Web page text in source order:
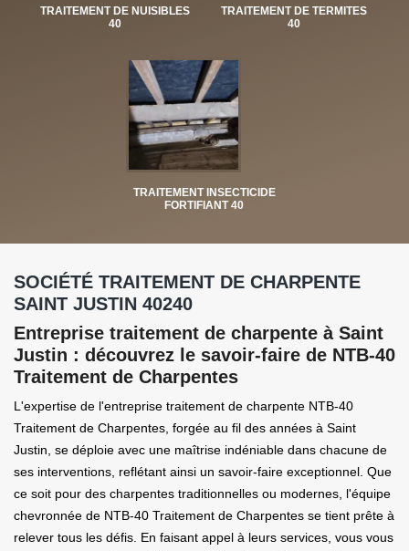
TRAITEMENT DE NUISIBLES
40
TRAITEMENT DE TERMITES
40
TRAITEMENT INSECTICIDE
FORTIFIANT 40
SOCIÉTÉ TRAITEMENT DE CHARPENTE
SAINT JUSTIN 40240
Entreprise traitement de charpente à Saint
Justin : découvrez le savoir-faire de NTB-40
Traitement de Charpentes
L'expertise de l'entreprise traitement de charpente NTB-40
Traitement de Charpentes, forgée au fil des années à Saint
Justin, se déploie avec une maîtrise indéniable dans chacune de
ses interventions, reflétant ainsi un savoir-faire exceptionnel. Que
ce soit pour des charpentes traditionnelles ou modernes, l'équipe
chevronnée de NTB-40 Traitement de Charpentes se tient prête à
relever tous les défis. En faisant appel à leurs services, vous vous